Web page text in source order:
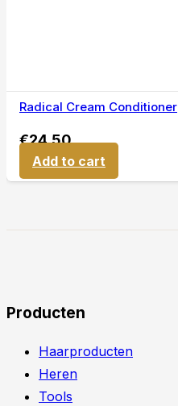
Radical Cream Conditioner
€24,50
Add to cart
Producten
Haarproducten
Heren
Tools